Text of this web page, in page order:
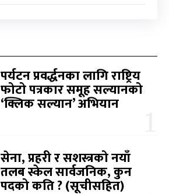
पर्यटन प्रवर्द्धनका लागि राष्ट्रिय
फोटो पत्रकार समूह सल्यानको
‘क्लिक सल्यान’ अभियान
सेना, प्रहरी र सशस्त्रको नयाँ
तलब स्केल सार्वजनिक, कुन
पदको कति ? (सूचीसहित)